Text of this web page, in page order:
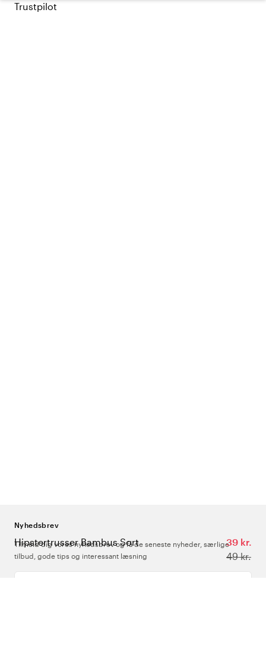
Hipstertrusser Bambus Sort
39 kr.
49 kr.
Trustpilot
Nyhedsbrev
Tilmeld dig vores nyhedsbrev og få de seneste nyheder, særlige
tilbud, gode tips og interessant læsning
Indtast din e-mailadresse